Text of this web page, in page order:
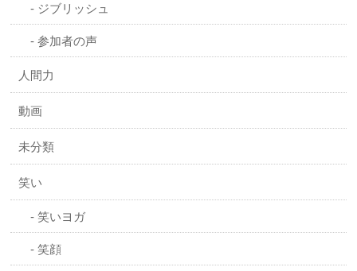
ジブリッシュ
参加者の声
人間力
動画
未分類
笑い
笑いヨガ
笑顔